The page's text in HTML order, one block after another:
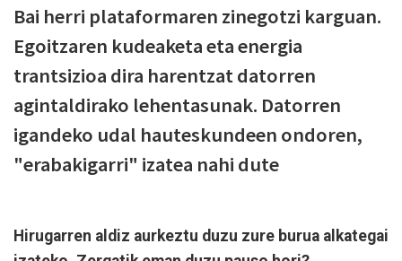
Bai herri plataformaren zinegotzi karguan.
Egoitzaren kudeaketa eta energia
trantsizioa dira harentzat datorren
agintaldirako lehentasunak. Datorren
igandeko udal hauteskundeen ondoren,
"erabakigarri" izatea nahi dute
Hirugarren aldiz aurkeztu duzu zure burua alkategai